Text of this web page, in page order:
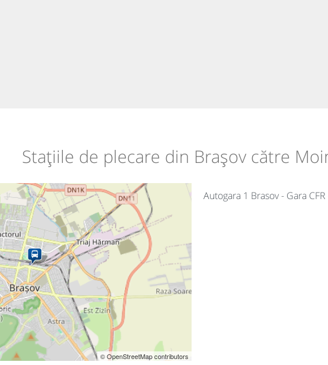
Stațiile de plecare din Brașov către
© OpenStreetMap contributors
Autogara 1 Brasov - Gara